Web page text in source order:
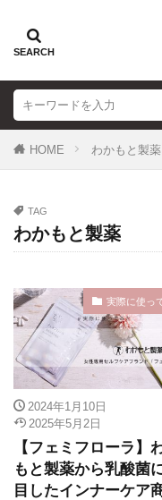
HOME わかもと製薬
TAG
わかもと製薬
実際に使っ
2024年1月10日
2025年5月2日
【フェミフローラ】
もと製薬から乳酸菌
目したインナーケア